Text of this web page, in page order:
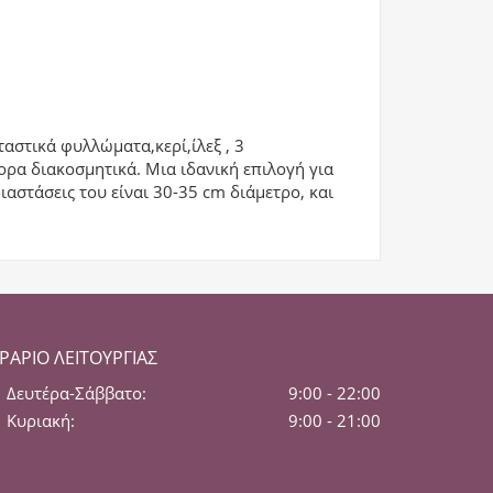
φυλλώματα,κερί,ίλεξ , 3
διακοσμητικά. Μια ιδανική επιλογή για
του είναι 30-35 cm διάμετρο, και
ΛΕΙΤΟΥΡΓΊΑΣ
Δευτέρα-Σάββατο:
9:00 - 22:00
Κυριακή:
9:00 - 21:00